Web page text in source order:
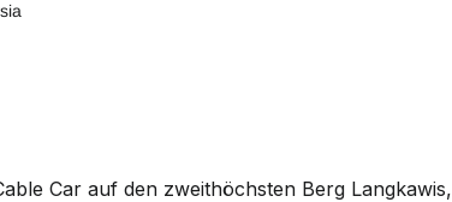
Car auf den zweithöchsten Berg Langkawis,